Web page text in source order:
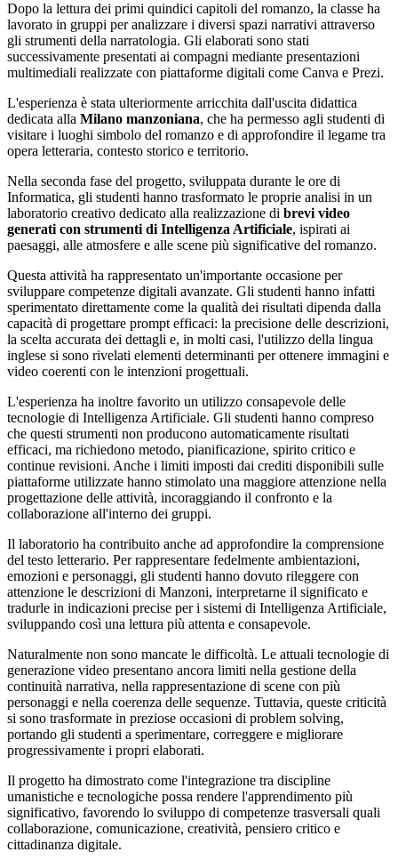
Dopo la lettura dei primi quindici capitoli del romanzo, la classe ha
lavorato in gruppi per analizzare i diversi spazi narrativi attraverso
gli strumenti della narratologia. Gli elaborati sono stati
successivamente presentati ai compagni mediante presentazioni
multimediali realizzate con piattaforme digitali come Canva e Prezi.
L'esperienza è stata ulteriormente arricchita dall'uscita didattica
dedicata alla Milano manzoniana, che ha permesso agli studenti di
visitare i luoghi simbolo del romanzo e di approfondire il legame tra
opera letteraria, contesto storico e territorio.
Nella seconda fase del progetto, sviluppata durante le ore di
Informatica, gli studenti hanno trasformato le proprie analisi in un
laboratorio creativo dedicato alla realizzazione di brevi video
generati con strumenti di Intelligenza Artificiale, ispirati ai
paesaggi, alle atmosfere e alle scene più significative del romanzo.
Questa attività ha rappresentato un'importante occasione per
sviluppare competenze digitali avanzate. Gli studenti hanno infatti
sperimentato direttamente come la qualità dei risultati dipenda dalla
capacità di progettare prompt efficaci: la precisione delle descrizioni,
la scelta accurata dei dettagli e, in molti casi, l'utilizzo della lingua
inglese si sono rivelati elementi determinanti per ottenere immagini e
video coerenti con le intenzioni progettuali.
L'esperienza ha inoltre favorito un utilizzo consapevole delle
tecnologie di Intelligenza Artificiale. Gli studenti hanno compreso
che questi strumenti non producono automaticamente risultati
efficaci, ma richiedono metodo, pianificazione, spirito critico e
continue revisioni. Anche i limiti imposti dai crediti disponibili sulle
piattaforme utilizzate hanno stimolato una maggiore attenzione nella
progettazione delle attività, incoraggiando il confronto e la
collaborazione all'interno dei gruppi.
Il laboratorio ha contribuito anche ad approfondire la comprensione
del testo letterario. Per rappresentare fedelmente ambientazioni,
emozioni e personaggi, gli studenti hanno dovuto rileggere con
attenzione le descrizioni di Manzoni, interpretarne il significato e
tradurle in indicazioni precise per i sistemi di Intelligenza Artificiale,
sviluppando così una lettura più attenta e consapevole.
Naturalmente non sono mancate le difficoltà. Le attuali tecnologie di
generazione video presentano ancora limiti nella gestione della
continuità narrativa, nella rappresentazione di scene con più
personaggi e nella coerenza delle sequenze. Tuttavia, queste criticità
si sono trasformate in preziose occasioni di problem solving,
portando gli studenti a sperimentare, correggere e migliorare
progressivamente i propri elaborati.
Il progetto ha dimostrato come l'integrazione tra discipline
umanistiche e tecnologiche possa rendere l'apprendimento più
significativo, favorendo lo sviluppo di competenze trasversali quali
collaborazione, comunicazione, creatività, pensiero critico e
cittadinanza digitale.